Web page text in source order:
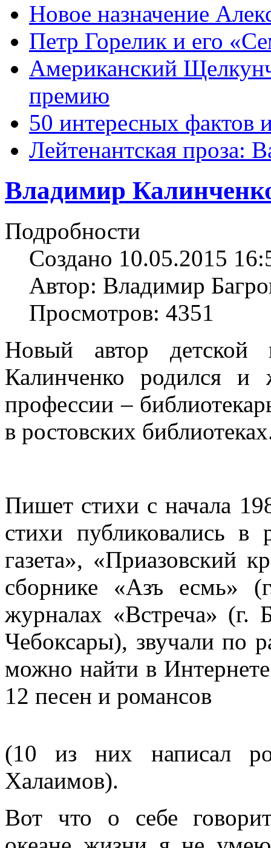
Новое назначение
Петр Горелик и его
Американский
премию
50 интересных фактов
Лейтенантская проза:
Владимир
Подробности
Создано 10.05.2015
Автор: Владимир
Просмотров: 4351
Новый автор детской
Калинченко родился и
профессии –
в ростовских
Пишет стихи с начала
стихи публиковались в
газета», «Приазовский
сборнике «Азъ есмь»
журналах «Встреча» (г.
Чебоксары), звучали по
можно найти в
12 песен и романсов
(10 из них написал
Халаимов).
Вот что о себе